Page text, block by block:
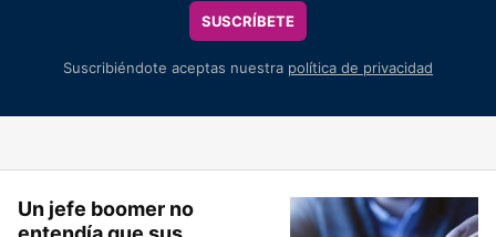
SUSCRÍBETE
Suscribiéndote aceptas nuestra política de privacidad
Un jefe boomer no